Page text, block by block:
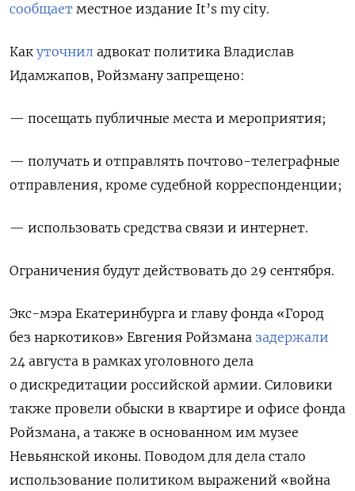
сообщает местное издание It’s my city.
Как уточнил адвокат политика Владислав
Идамжапов, Ройзману запрещено:
— посещать публичные места и мероприятия;
— получать и отправлять почтово-телеграфные
отправления, кроме судебной корреспонденции;
— использовать средства связи и интернет.
Ограничения будут действовать до 29 сентября.
Экс-мэра Екатеринбурга и главу фонда «Город
без наркотиков» Евгения Ройзмана задержали
24 августа в рамках уголовного дела
о дискредитации российской армии. Силовики
также провели обыски в квартире и офисе фонда
Ройзмана, а также в основанном им музее
Невьянской иконы. Поводом для дела стало
использование политиком выражений «война